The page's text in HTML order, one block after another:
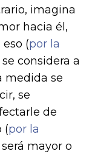
imagina
hacia él,
(por la
se considera a
medida se
se
de
(por la
será mayor o